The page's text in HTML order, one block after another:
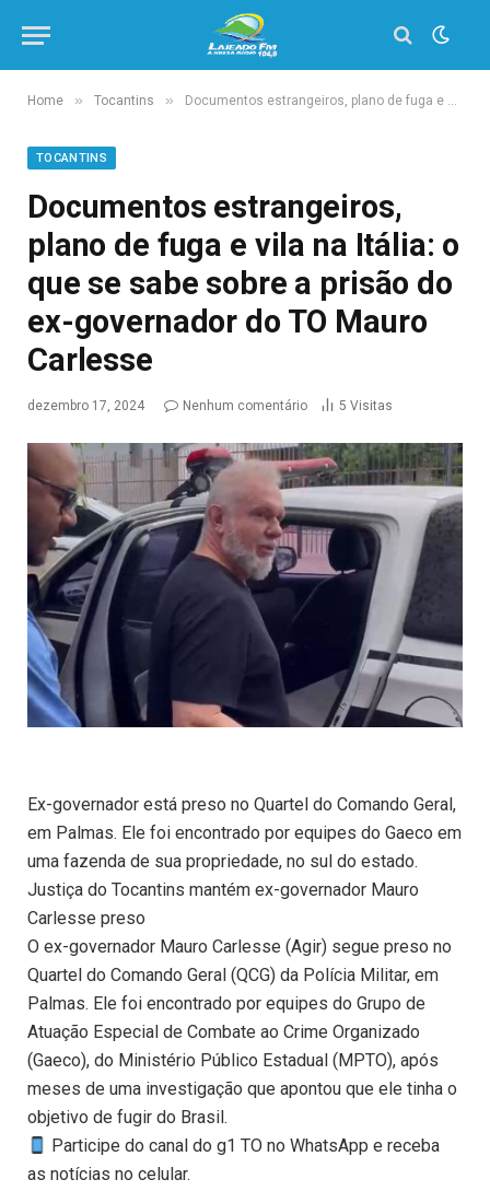
Home » Tocantins » Documentos estrangeiros, plano de fuga e vila na Itália: o que se sabe sobre a prisão do ex-governador do TO Mauro Carlesse
TOCANTINS
Documentos estrangeiros,
plano de fuga e vila na Itália: o
que se sabe sobre a prisão do
ex-governador do TO Mauro
Carlesse
dezembro 17, 2024 Nenhum comentário 5 Visitas
Ex-governador está preso no Quartel do Comando Geral,
em Palmas. Ele foi encontrado por equipes do Gaeco em
uma fazenda de sua propriedade, no sul do estado.
Justiça do Tocantins mantém ex-governador Mauro
Carlesse preso
O ex-governador Mauro Carlesse (Agir) segue preso no
Quartel do Comando Geral (QCG) da Polícia Militar, em
Palmas. Ele foi encontrado por equipes do Grupo de
Atuação Especial de Combate ao Crime Organizado
(Gaeco), do Ministério Público Estadual (MPTO), após
meses de uma investigação que apontou que ele tinha o
objetivo de fugir do Brasil.
Participe do canal do g1 TO no WhatsApp e receba
as notícias no celular.